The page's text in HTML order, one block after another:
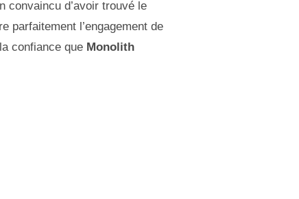
convaincu d’avoir trouvé le
parfaitement l’engagement de
confiance que Monolith